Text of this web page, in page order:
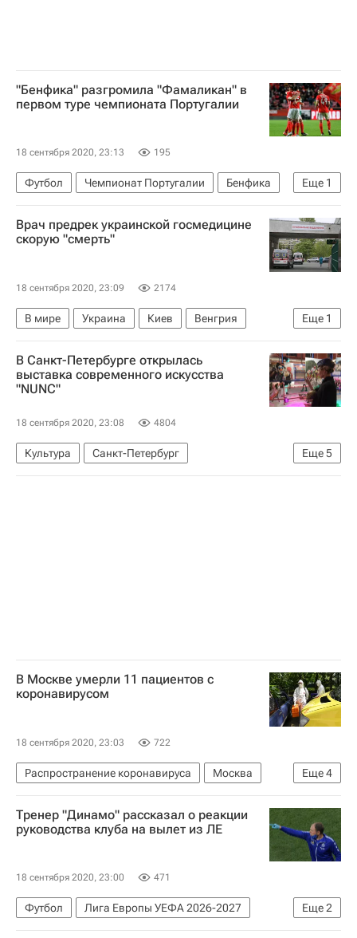
"Бенфика" разгромила "Фамаликан" в
первом туре чемпионата Португалии
18 сентября 2020, 23:13 195
Еще 1
Футбол Чемпионат Португалии
Бенфика
Фамаликан
Врач предрек украинской госмедицине
скорую "смерть"
18 сентября 2020, 23:09 2174
Еще 1
В мире Украина Киев
Венгрия
Польша
В Санкт-Петербурге открылась
выставка современного искусства
"NUNC"
18 сентября 2020, 23:08 4804
Еще5
Культура
Санкт-Петербург
Михайловский театр
Мариинский театр
В Москве умерли 11 пациентов с
коронавирусом
18 сентября 2020, 23:03 722
Еще4
Распространение коронавируса
Москва
Здоровье - Общество
Россия
Коронавирус COVID-19
Тренер "Динамо" рассказал о реакции
руководства клуба на вылет из ЛЕ
18 сентября 2020, 23:00 471
Еще2
Футбол
Лига Европы УЕФА 2026-2027
Динамо Москва
Кирилл Новиков